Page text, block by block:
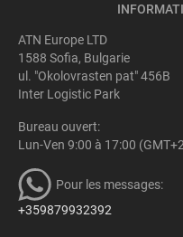
ATN Europe LTD
1588 Sofia, Bulgarie
ul. "Okolovrasten pat" 456B
Inter Logistic Park
Bureau ouvert:
Lun-Ven 9:00 à 17:00
Pour les messages:
+359879932392